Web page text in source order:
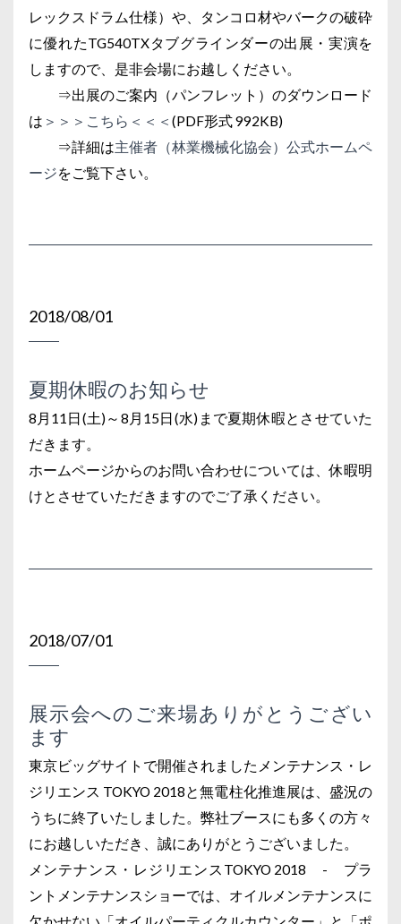
レックスドラム仕様）や、タンコロ材やバークの破砕
に優れたTG540TXタブグラインダーの出展・実演を
しますので、是非会場にお越しください。
⇒出展のご案内（パンフレット）のダウンロード
は ＞＞＞こちら＜＜＜ (PDF形式 992KB)
⇒詳細は主催者（林業機械化協会）公式ホームペ
ージをご覧下さい。
2018/08/01
夏期休暇のお知らせ
8月11日(土)～8月15日(水)まで夏期休暇とさせていた
だきます。
ホームページからのお問い合わせについては、休暇明
けとさせていただきますのでご了承ください。
2018/07/01
展示会へのご来場ありがとうござい
ます
東京ビッグサイトで開催されましたメンテナンス・レ
ジリエンス TOKYO 2018と無電柱化推進展は、盛況の
うちに終了いたしました。弊社ブースにも多くの方々
にお越しいただき、誠にありがとうございました。
メンテナンス・レジリエンスTOKYO 2018 - プラ
ントメンテナンスショーでは、オイルメンテナンスに